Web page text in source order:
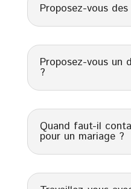
Proposez-vous
Proposez-vous un
?
Quand faut-il
pour un mariage ?